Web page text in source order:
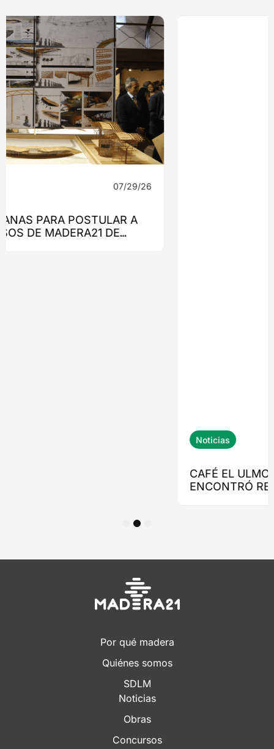
CAFÉ EL ULMO: UN PROYECTO QUE
ENCONTRÓ RESPUESTA EN LA MADERA
Por qué madera
Quiénes somos
SDLM
Noticias
Obras
Concursos